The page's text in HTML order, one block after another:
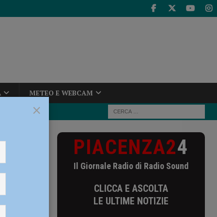
METEO E WEBCAM
nel
PIACENZA24
Il Giornale Radio di Radio Sound
CLICCA E ASCOLTA
LE ULTIME NOTIZIE
×